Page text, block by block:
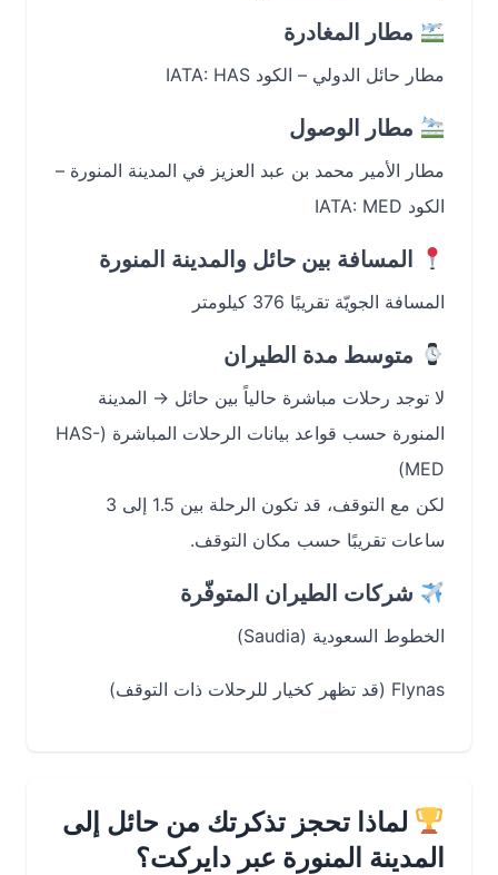
مطار المغادرة
مطار حائل الدولي – الكود IATA: HAS
مطار الوصول
مطار الأمير محمد بن عبد العزيز في المدينة المنورة –
المسافة بين حائل والمدينة المنورة
المسافة الجويّة تقريبًا 376 كيلومتر
متوسط مدة الطيران
لا توجد رحلات مباشرة حالياً بين حائل → المدينة
المنورة حسب قواعد بيانات الرحلات المباشرة (HAS-
لكن مع التوقف، قد تكون الرحلة بين 1.5 إلى 3
ساعات تقريبًا حسب مكان التوقف.
شركات الطيران المتوفّرة
الخطوط السعودية (Saudia)
Flynas (قد تظهر كخيار للرحلات ذات التوقف)
لماذا تحجز تذكرتك من حائل إلى
المدينة المنورة عبر دايركت؟